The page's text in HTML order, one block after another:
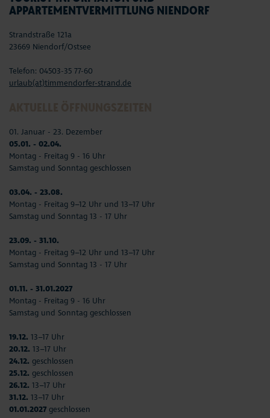
APPARTEMENTVERMITTLUNG NIENDORF
Strandstraße 121a
23669 Niendorf/Ostsee
Telefon: 04503-35 77-60
urlaub(at)timmendorfer-strand.de
01. Januar - 23. Dezember
05.01. - 02.04.
Montag - Freitag 9 - 16 Uhr
Samstag und Sonntag geschlossen
03.04. - 23.08.
Montag - Freitag 9–12 Uhr und 13–17 Uhr
Samstag und Sonntag 13 - 17 Uhr
23.09. - 31.10.
Montag - Freitag 9–12 Uhr und 13–17 Uhr
Samstag und Sonntag 13 - 17 Uhr
01.11. - 31.01.2027
Montag - Freitag 9 - 16 Uhr
Samstag und Sonntag geschlossen
19.12. 13–17 Uhr
20.12. 13–17 Uhr
24.12. geschlossen
25.12. geschlossen
26.12. 13–17 Uhr
31.12. 13–17 Uhr
01.01.2027 geschlossen